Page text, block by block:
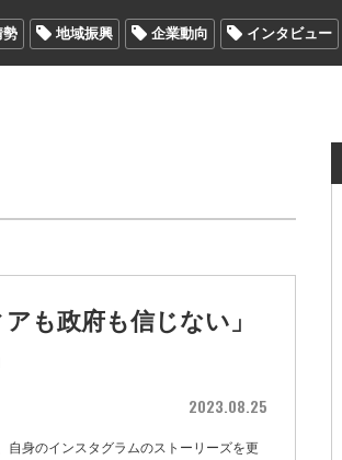
勢 地域振興 企業動向 インタビュー
も政府も信じない」
2023.08.25
自身のインスタグラムのストーリーズを更